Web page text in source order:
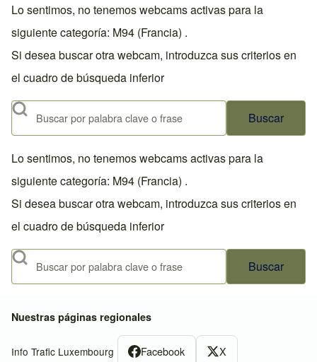
Lo sentimos, no tenemos webcams activas para la
siguiente categoría: M94 (Francia) .
Si desea buscar otra webcam, introduzca sus criterios en
el cuadro de búsqueda inferior
Buscar
Lo sentimos, no tenemos webcams activas para la
siguiente categoría: M94 (Francia) .
Si desea buscar otra webcam, introduzca sus criterios en
el cuadro de búsqueda inferior
Buscar
Nuestras páginas regionales
Info Trafic Luxembourg Facebook X